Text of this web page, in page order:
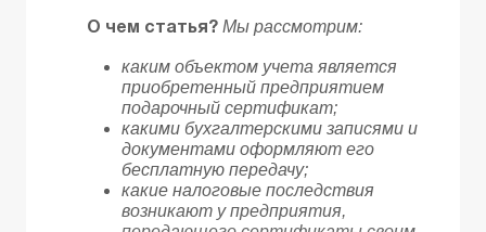
О чем статья? Мы рассмотрим:
каким объектом учета является
приобретенный предприятием
подарочный сертификат;
какими бухгалтерскими записями и
документами оформляют его
бесплатную передачу;
какие налоговые последствия
возникают у предприятия,